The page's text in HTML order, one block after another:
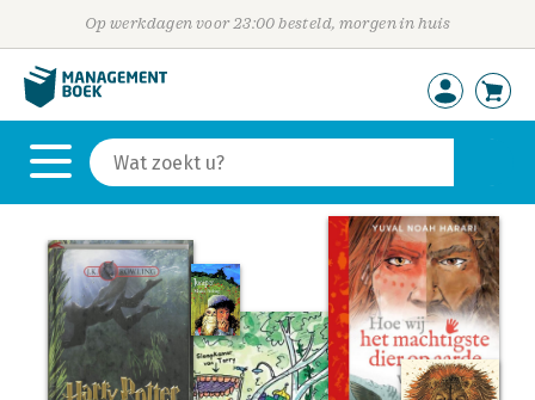
Op werkdagen voor 23:00 besteld, morgen in huis